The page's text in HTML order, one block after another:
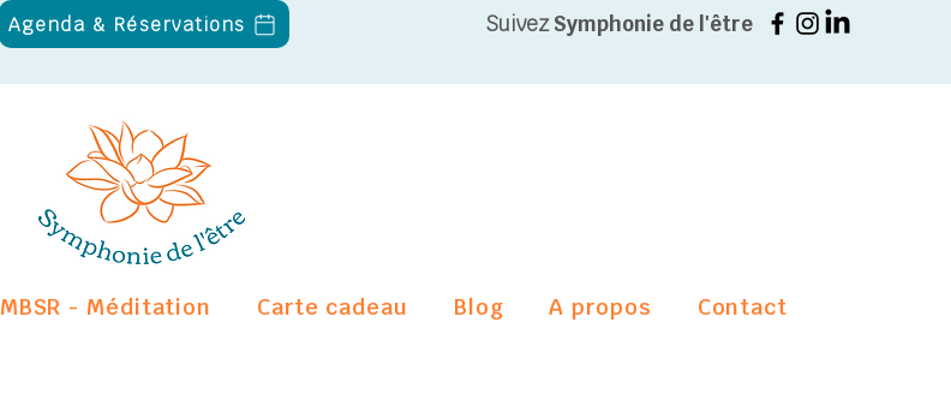
Agenda & Réservations SuivezSymphonie de l'être
MBSR - Méditation Carte cadeau Blog A propos Contact